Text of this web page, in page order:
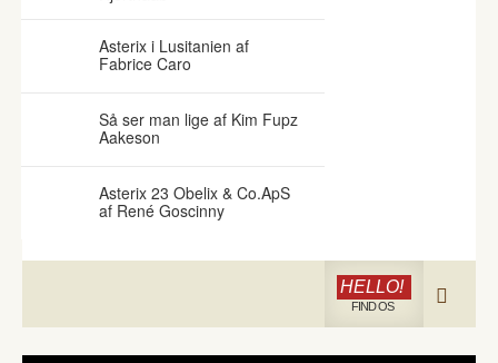
Asterix i Lusitanien af
Fabrice Caro
Så ser man lige af Kim Fupz
Aakeson
Asterix 23 Obelix & Co.ApS
af René Goscinny
HELLO!
FIND OS